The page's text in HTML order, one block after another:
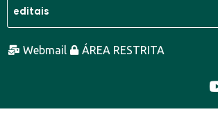
Webmail ÁREA RESTRITA